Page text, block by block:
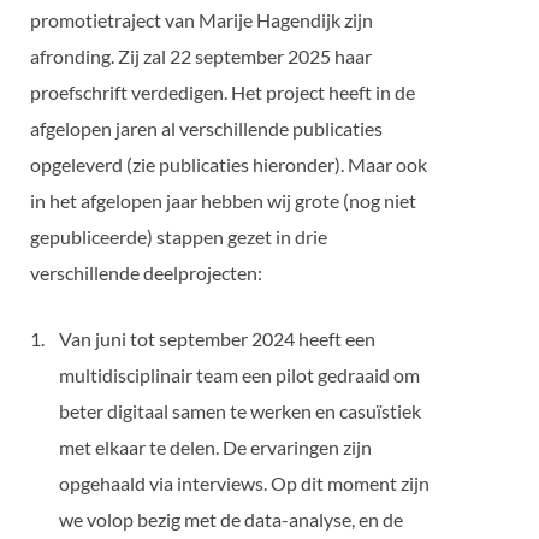
promotietraject van Marije Hagendijk zijn
afronding. Zij zal 22 september 2025 haar
proefschrift verdedigen. Het project heeft in de
afgelopen jaren al verschillende publicaties
opgeleverd (zie publicaties hieronder). Maar ook
in het afgelopen jaar hebben wij grote (nog niet
gepubliceerde) stappen gezet in drie
verschillende deelprojecten:
Van juni tot september 2024 heeft een
multidisciplinair team een pilot gedraaid om
beter digitaal samen te werken en casuïstiek
met elkaar te delen. De ervaringen zijn
opgehaald via interviews. Op dit moment zijn
we volop bezig met de data-analyse, en de